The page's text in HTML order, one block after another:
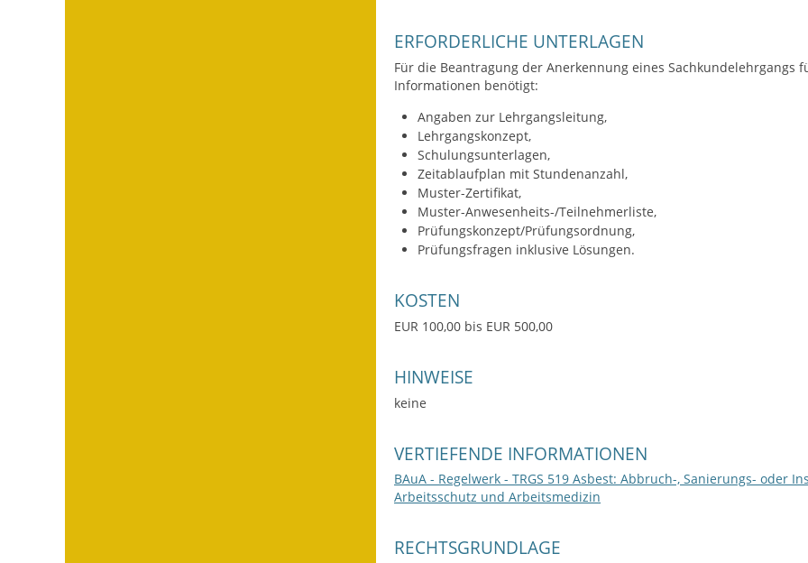
ERFORDERLICHE UNTERLAGEN
Für die Beantragung der Anerkennung eines Sachkundelehrgangs
Informationen benötigt:
Angaben zur Lehrgangsleitung,
Lehrgangskonzept,
Schulungsunterlagen,
Zeitablaufplan mit Stundenanzahl,
Muster-Zertifikat,
Muster-Anwesenheits-/Teilnehmerliste,
Prüfungskonzept/Prüfungsordnung,
Prüfungsfragen inklusive Lösungen.
KOSTEN
EUR 100,00 bis EUR 500,00
HINWEISE
keine
VERTIEFENDE INFORMATIONEN
BAuA - Regelwerk - TRGS 519 Asbest: Abbruch-, Sanierungs- oder
Arbeitsschutz und Arbeitsmedizin
RECHTSGRUNDLAGE